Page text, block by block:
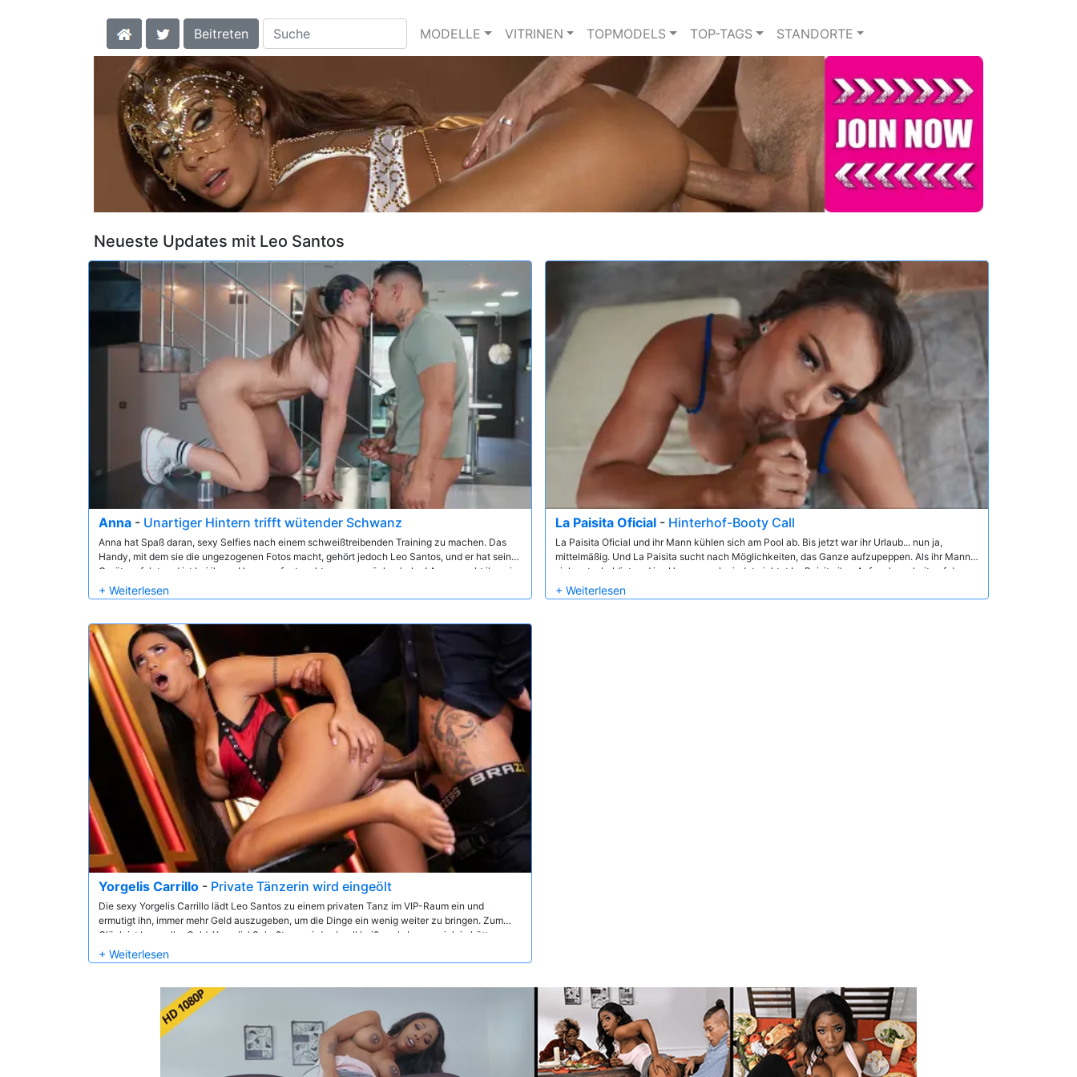
Beitreten MODELLE VITRINEN TOPMODELS TOP-TAGS STANDORTE
Neueste Updates mit Leo Santos
Anna - Unartiger Hintern trifft wütender Schwanz
Anna hat Spaß daran, sexy Selfies nach einem schweißtreibenden Training zu machen. Das
Handy, mit dem sie die ungezogenen Fotos macht, gehört jedoch Leo Santos, und er hat sein
Gerät verfolgt und ist bei ihr zu Hause aufgetaucht, um es zurückzuholen! Anna macht ihm ein
Angebot, das zu süß ist, um es abzulehnen, als sie sagt, sie gibt ihm sein Handy zurück im
Austausch für eine grobe Anal-Pounding!
La Paisita Oficial - Hinterhof-Booty Call
La Paisita Oficial und ihr Mann kühlen sich am Pool ab. Bis jetzt war ihr Urlaub... nun ja,
mittelmäßig. Und La Paisita sucht nach Möglichkeiten, das Ganze aufzupeppen. Als ihr Mann
sich entschuldigt und ins Haus verschwindet, richtet La Paisita ihre Aufmerksamkeit auf den
durchtrainierten Hausmeister Leo Santos. La Paisitas Mikro-Bikini lässt wenig der Fantasie
übrig, und schon bald überzeugt sie Leo, seinen harten Schwanz in ihren Mund zu stecken.
Yorgelis Carrillo - Private Tänzerin wird eingeölt
Die sexy Yorgelis Carrillo lädt Leo Santos zu einem privaten Tanz im VIP-Raum ein und
ermutigt ihn, immer mehr Geld auszugeben, um die Dinge ein wenig weiter zu bringen. Zum
Glück ist Leo voller Geld. Yorgelis' Schoßtanz wird schnell heißer, als Leo es sich je hätte
vorstellen können, als sie das Öl auspackt und ihm den unbezahlbaren Fick seines Lebens
verpasst!